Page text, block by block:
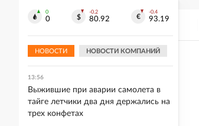
0
0
-0.2
80.92
-0.4
93.19
НОВОСТИ НОВОСТИ КОМПАНИЙ
14:04
населения Земли
13:56
Выжившие при аварии самолета в
тайге летчики два дня держались на
трех конфетах